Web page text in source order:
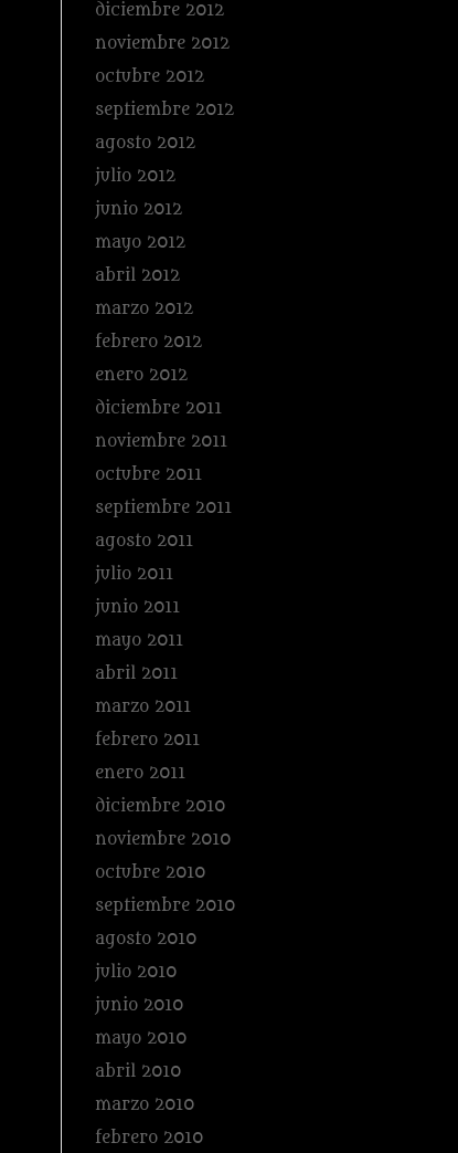
diciembre 2012
noviembre 2012
octubre 2012
septiembre 2012
agosto 2012
julio 2012
junio 2012
mayo 2012
abril 2012
marzo 2012
febrero 2012
enero 2012
diciembre 2011
noviembre 2011
octubre 2011
septiembre 2011
agosto 2011
julio 2011
junio 2011
mayo 2011
abril 2011
marzo 2011
febrero 2011
enero 2011
diciembre 2010
noviembre 2010
octubre 2010
septiembre 2010
agosto 2010
julio 2010
junio 2010
mayo 2010
abril 2010
marzo 2010
febrero 2010